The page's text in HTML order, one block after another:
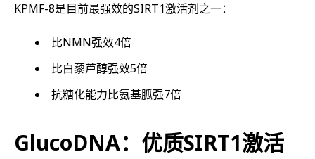
KPMF-8是目前最强效的SIRT1激活剂之一：
比NMN强效4倍
比白藜芦醇强效5倍
抗糖化能力比氨基胍强7倍
GlucoDNA：优质SIRT1激活